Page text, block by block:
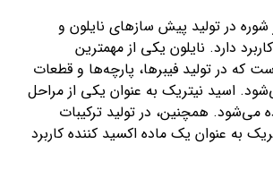
شوره در تولید پیش سازهای نایلون و
دارد. نایلون یکی از مهمترین
که در تولید فیبرها، پارچه‌ها و قطعات
اسید نیتریک به عنوان یکی از مراحل
می‌شود. همچنین، در تولید ترکیبات
به عنوان یک ماده اکسید کننده کاربرد